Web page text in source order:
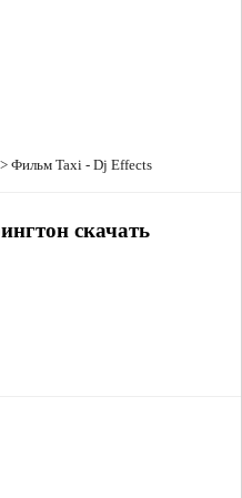
> Фильм Taxi - Dj Effects
скачать